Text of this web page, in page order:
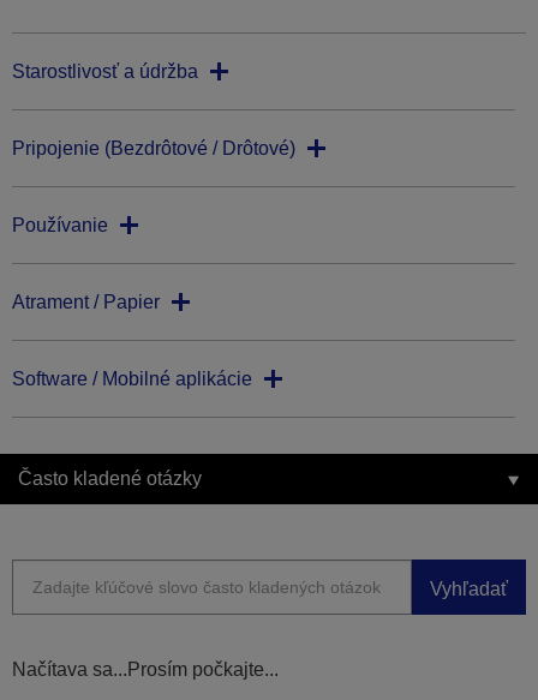
Starostlivosť a údržba
Pripojenie (Bezdrôtové / Drôtové)
Používanie
Atrament / Papier
Software / Mobilné aplikácie
Často kladené otázky
Vyhľadať
Načítava sa...Prosím počkajte...